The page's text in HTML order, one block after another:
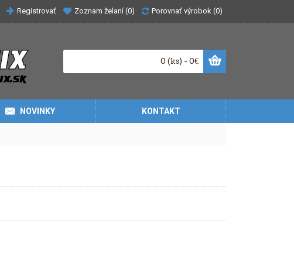
Registrovať Zoznam želaní (0) Porovnať výrobok (0)
0 (ks) - 0€
NOVINKY KONTAKT